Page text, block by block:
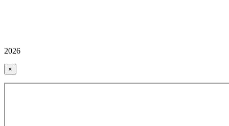
2026
×